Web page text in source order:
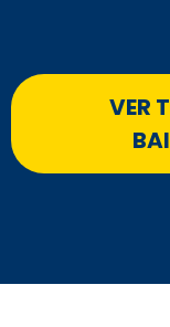
VER